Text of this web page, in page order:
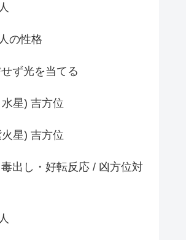
の性格
ず光を当てる
星) 吉方位
星) 吉方位
出し・好転反応 / 凶方位対